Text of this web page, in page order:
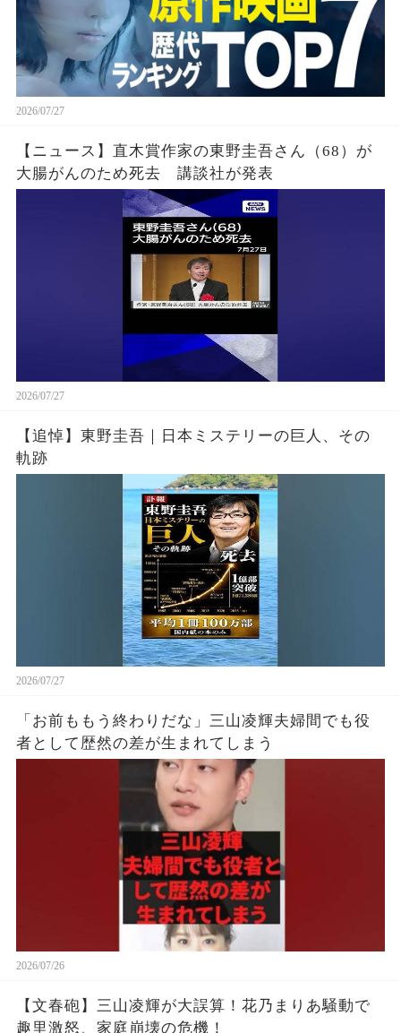
2026/07/27
【ニュース】直木賞作家の東野圭吾さん（68）が
大腸がんのため死去 講談社が発表
2026/07/27
【追悼】東野圭吾｜日本ミステリーの巨人、その
軌跡
2026/07/27
「お前ももう終わりだな」三山凌輝夫婦間でも役
者として歴然の差が生まれてしまう
2026/07/26
【文春砲】三山凌輝が大誤算！花乃まりあ騒動で
趣里激怒、家庭崩壊の危機！